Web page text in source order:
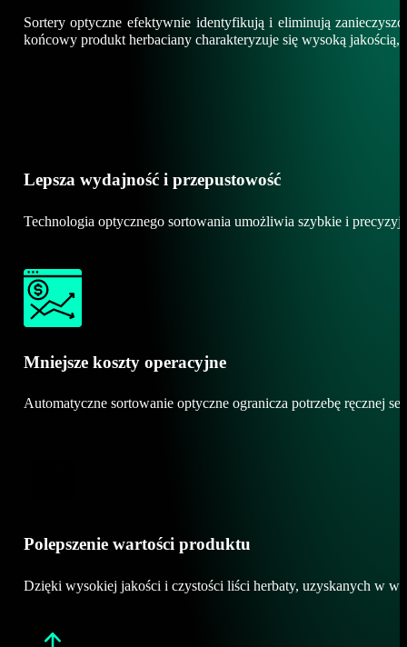
Sortery optyczne efektywnie identyfikują i eliminują
końcowy produkt herbaciany charakteryzuje się wysoką
Lepsza wydajność i przepustowość
Technologia optycznego sortowania umożliwia szybkie i
Mniejsze koszty operacyjne
Automatyczne sortowanie optyczne ogranicza potrzebę ręcznej
Polepszenie wartości produktu
Dzięki wysokiej jakości i czystości liści herbaty, uzyskanych w